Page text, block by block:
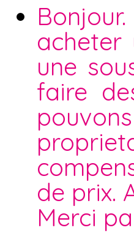
acheter
une
faire
de prix.
Merci